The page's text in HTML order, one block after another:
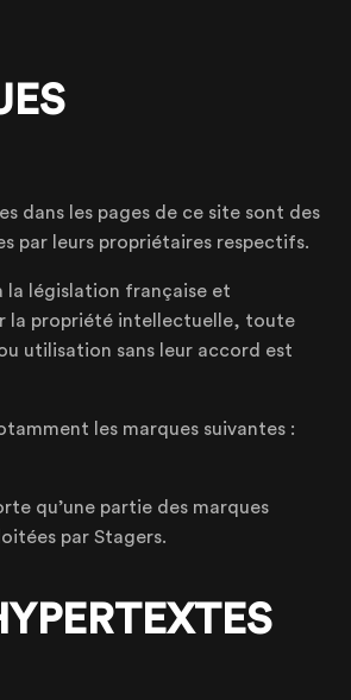
dans les pages de ce site sont des
par leurs propriétaires respectifs.
la législation française et
la propriété intellectuelle, toute
utilisation sans leur accord est
les marques suivantes :
qu’une partie des marques
par Stagers.